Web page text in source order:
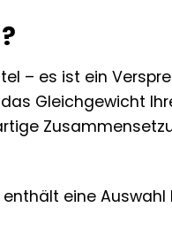
– es ist ein
Gleichgewicht
enthält eine